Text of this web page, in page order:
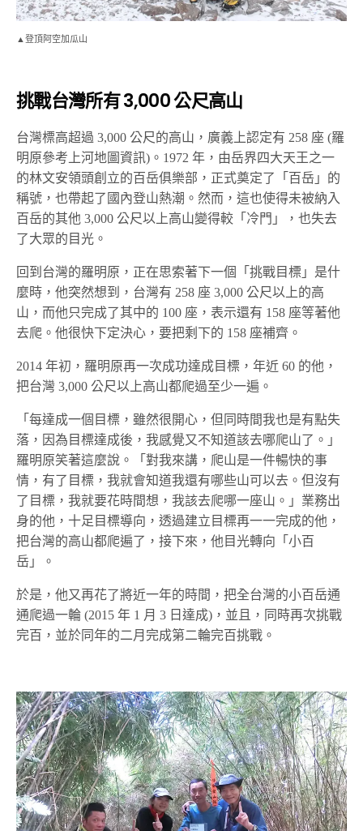
▲登頂阿空加瓜山
挑戰台灣所有 3,000 公尺高山
台灣標高超過 3,000 公尺的高山，廣義上認定有 258 座 (羅
明原參考上河地圖資訊)。1972 年，由岳界四大天王之一
的林文安領頭創立的百岳俱樂部，正式奠定了「百岳」的
稱號，也帶起了國內登山熱潮。然而，這也使得未被納入
百岳的其他 3,000 公尺以上高山變得較「冷門」，也失去
了大眾的目光。
回到台灣的羅明原，正在思索著下一個「挑戰目標」是什
麼時，他突然想到，台灣有 258 座 3,000 公尺以上的高
山，而他只完成了其中的 100 座，表示還有 158 座等著他
去爬。他很快下定決心，要把剩下的 158 座補齊。
2014 年初，羅明原再一次成功達成目標，年近 60 的他，
把台灣 3,000 公尺以上高山都爬過至少一遍。
「每達成一個目標，雖然很開心，但同時間我也是有點失
落，因為目標達成後，我感覺又不知道該去哪爬山了。」
羅明原笑著這麼說。「對我來講，爬山是一件暢快的事
情，有了目標，我就會知道我還有哪些山可以去。但沒有
了目標，我就要花時間想，我該去爬哪一座山。」業務出
身的他，十足目標導向，透過建立目標再一一完成的他，
把台灣的高山都爬遍了，接下來，他目光轉向「小百
岳」。
於是，他又再花了將近一年的時間，把全台灣的小百岳通
通爬過一輪 (2015 年 1 月 3 日達成)，並且，同時再次挑戰
完百，並於同年的二月完成第二輪完百挑戰。